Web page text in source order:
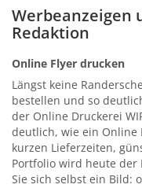
Werbeanzeigen
Redaktion
Online Flyer drucken
Längst keine
bestellen und so
der Online Druckerei
deutlich, wie ein
kurzen Lieferzeiten,
Portfolio wird heute
Sie sich selbst ein Bild: